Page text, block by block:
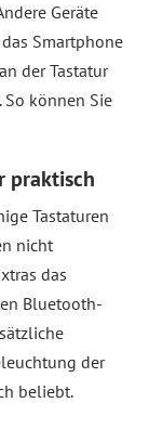
Geräte
Smartphone
der Tastatur
können Sie
praktisch
Tastaturen
nicht
das
Bluetooth-
der
beliebt.